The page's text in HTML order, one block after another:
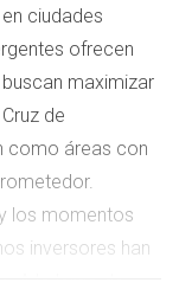
ciudades
ofrecen
maximizar
de
como áreas con
los momentos
inversores han